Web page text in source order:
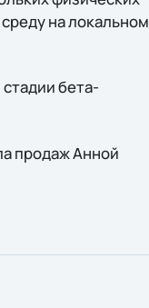
на локальном
бета-
продаж Анной